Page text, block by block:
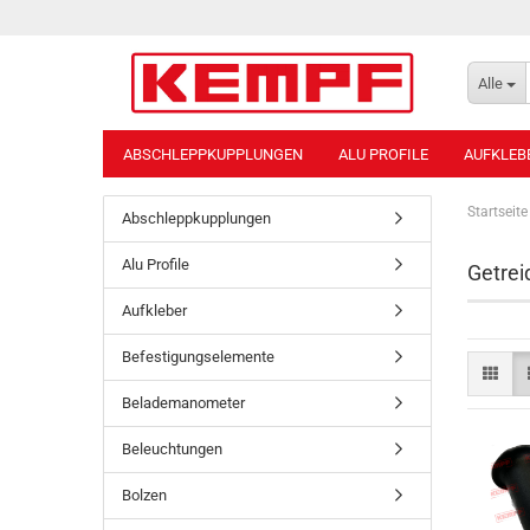
Alle
ABSCHLEPPKUPPLUNGEN ALU PROFILE
Startseite
Abschleppkupplungen
Alu Profile
Aufkleber
Befestigungselemente
Belademanometer
Beleuchtungen
Bolzen